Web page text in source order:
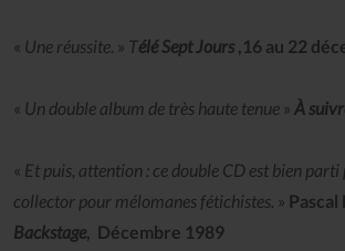
« Une réussite. » Télé Sept Jours ,16 au 22
« Un double album de très haute tenue » À
« Et puis, attention : ce double CD est bien
collector pour mélomanes fétichistes. » Pascal
Backstage, Décembre 1989